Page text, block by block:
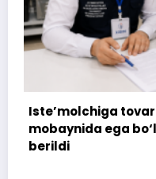
muddati
huquqlari ta’minlab